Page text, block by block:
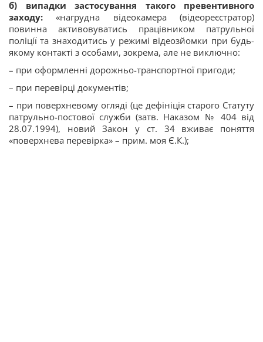
б)
випадки застосування такого превентивного
заходу: «нагрудна відеокамера (відеореєстратор)
повинна активовуватись працівником патрульної
поліції та знаходитись у режимі відеозйомки при будь-
якому контакті з особами, зокрема, але не виключно:
– при оформленні дорожньо-транспортної пригоди;
– при перевірці документів;
– при поверхневому огляді (це дефініція старого Статуту
патрульно-постової служби (затв. Наказом № 404 від
28.07.1994), новий Закон у ст. 34 вживає поняття
«поверхнева перевірка» – прим. моя Є.К.);